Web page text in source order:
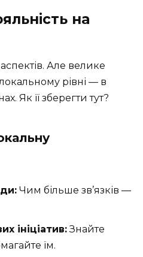
на
Але велике
рівні — в
Як її зберегти тут?
Чим більше зв’язків —
ініціатив:Знайте
їм.